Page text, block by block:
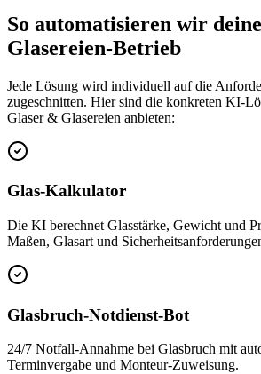
So automatisieren wir
Glasereien-Betrieb
Jede Lösung wird individuell auf die
zugeschnitten. Hier sind die konkreten KI-
Glaser & Glasereien anbieten:
Glas-Kalkulator
Die KI berechnet Glasstärke, Gewicht und
Maßen, Glasart und
Glasbruch-Notdienst-Bot
24/7 Notfall-Annahme bei Glasbruch mit
Terminvergabe und Monteur-Zuweisung.